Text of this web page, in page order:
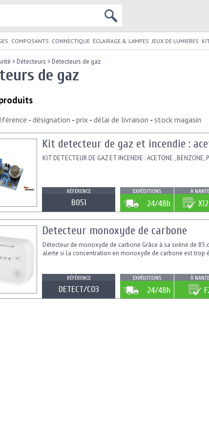
COMPOSANTS CONNECTIQUE ÉCLAIRAGE & LAMPES JEUX DE LUMIERES
>Détecteurs >Détecteurs de gaz
de gaz
- désignation - prix - délai de livraison - stock magasin
Kit detecteur de gaz et incendie :
KIT DETECTEUR DE GAZ ET INCENDIE : ACETONE ,
RÉFÉRENCE
B051
EXPÉDITIONS
24/48h
À
Detecteur monoxyde de carbone
Détecteur de monoxyde de carbone Grâce à sa sirène de
alerte si la concentration en monoxyde de carbone est trop
RÉFÉRENCE
DETECT/CO3
EXPÉDITIONS
24/48h
À